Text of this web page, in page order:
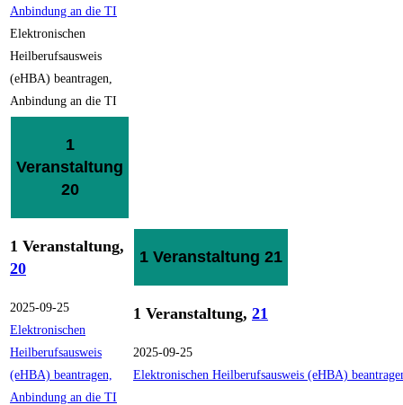
Anbindung an die TI
Elektronischen
Heilberufsausweis
(eHBA) beantragen,
Anbindung an die TI
1
Veranstaltung
20
1 Veranstaltung,
20
2025-09-25
Elektronischen
Heilberufsausweis
(eHBA) beantragen,
Anbindung an die TI
1 Veranstaltung 21
1 Veranstaltung, 21
2025-09-25
Elektronischen Heilberufsausweis (eHBA)